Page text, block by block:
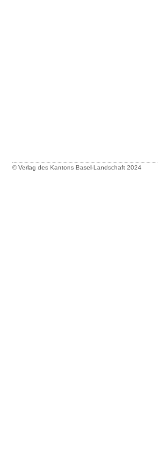
© Verlag des Kantons Basel-Landschaft 2024